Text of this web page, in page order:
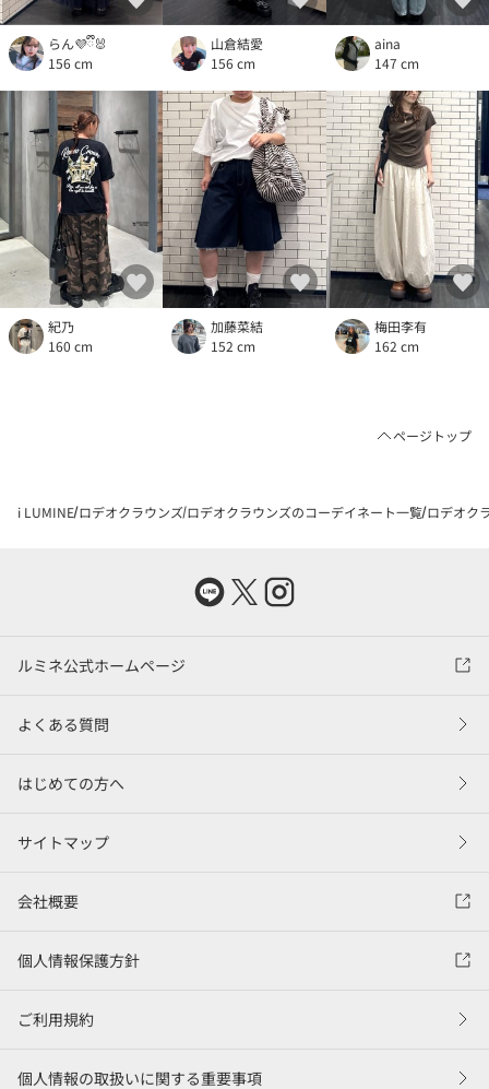
らん💜ྀི🐰
156 cm
山倉結愛
156 cm
aina
147 cm
紀乃
160 cm
加藤菜結
152 cm
梅田李有
162 cm
ページトップ
i LUMINE ロデオクラウンズ ロデオクラウンズのコーデイネート一覧 ロデオク
ルミネ公式ホームページ
よくある質問
はじめての方へ
サイトマップ
会社概要
個人情報保護方針
ご利用規約
個人情報の取扱いに関する重要事項